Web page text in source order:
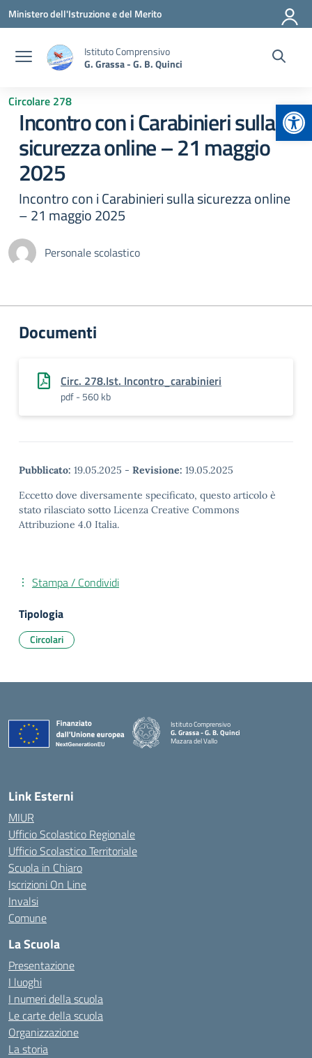
Vai ai contenuti
Vai al menu di navigazione
Vai al footer
Ministero dell'Istruzione e del Merito
Istituto Comprensivo
G. Grassa - G. B. Quinci
Circolare 278
Incontro con i Carabinieri sulla
sicurezza online – 21 maggio
2025
Incontro con i Carabinieri sulla sicurezza online
– 21 maggio 2025
Personale scolastico
Documenti
Circ. 278.Ist. Incontro_carabinieri
pdf - 560 kb
Pubblicato: 19.05.2025 - Revisione: 19.05.2025
Eccetto dove diversamente specificato, questo articolo è
stato rilasciato sotto Licenza Creative Commons
Attribuzione 4.0 Italia.
Stampa / Condividi
Tipologia
Circolari
Istituto Comprensivo
G. Grassa - G. B. Quinci
Mazara del Vallo
Link Esterni
MIUR
Ufficio Scolastico Regionale
Ufficio Scolastico Territoriale
Scuola in Chiaro
Iscrizioni On Line
Invalsi
Comune
La Scuola
Presentazione
I luoghi
I numeri della scuola
Le carte della scuola
Organizzazione
La storia